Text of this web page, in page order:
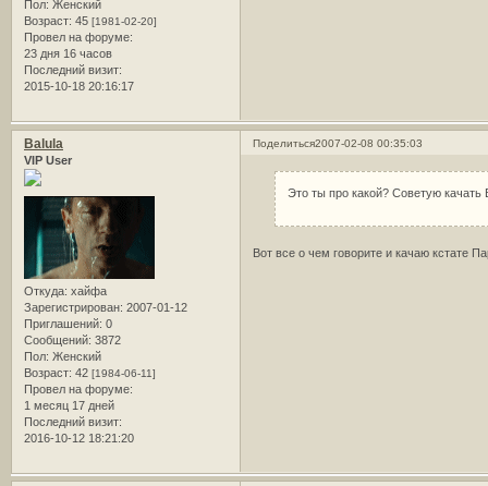
Пол: Женский
Возраст: 45 [1981-02-20]
Провел на форуме:
23 дня 16 часов
Последний визит:
2015-10-18 20:16:17
Поделиться2007-02-08 00:35:03
Balula
VIP User
Откуда: хайфа
Зарегистрирован: 2007-01-12
Приглашений: 0
Сообщений: 3872
Пол: Женский
Возраст: 42 [1984-06-11]
Провел на форуме:
1 месяц 17 дней
Последний визит:
2016-10-12 18:21:20
Это ты про какой? Советую
Вот все о чем говорите и качаю кстате